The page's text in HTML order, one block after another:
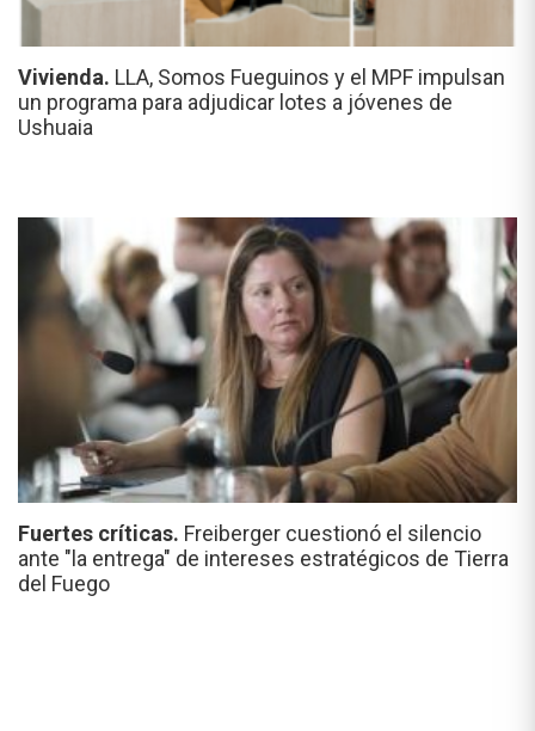
Vivienda. LLA, Somos Fueguinos y el MPF impulsan
un programa para adjudicar lotes a jóvenes de
Ushuaia
Fuertes críticas. Freiberger cuestionó el silencio
ante "la entrega" de intereses estratégicos de Tierra
del Fuego